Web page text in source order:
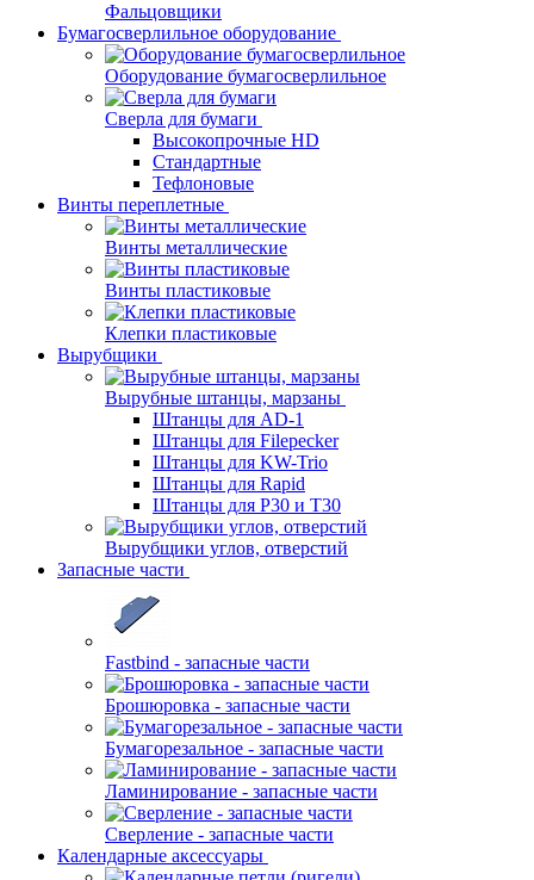
Фальцовщики
Бумагосверлильное оборудование
Оборудование бумагосверлильное
Сверла для бумаги
Высокопрочные HD
Стандартные
Тефлоновые
Винты переплетные
Винты металлические
Винты пластиковые
Клепки пластиковые
Вырубщики
Вырубные штанцы, марзаны
Штанцы для AD-1
Штанцы для Filepecker
Штанцы для KW-Trio
Штанцы для Rapid
Штанцы для Р30 и Т30
Вырубщики углов, отверстий
Запасные части
Fastbind - запасные части
Брошюровка - запасные части
Бумагорезальное - запасные части
Ламинирование - запасные части
Сверление - запасные части
Календарные аксессуары